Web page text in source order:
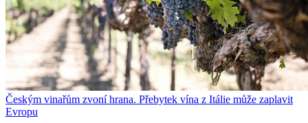
Českým vinařům zvoní hrana. Přebytek vína z Itálie může zaplavit
Evropu